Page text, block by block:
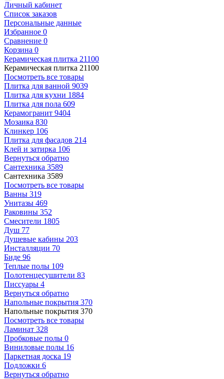
Личный кабинет
Список заказов
Персональные данные
Избранное 0
Сравнение 0
Корзина 0
Керамическая плитка 21100
Керамическая плитка 21100
Посмотреть все товары
Плитка для ванной 9039
Плитка для кухни 1884
Плитка для пола 609
Керамогранит 9404
Мозаика 830
Клинкер 106
Плитка для фасадов 214
Клей и затирка 106
Вернуться обратно
Сантехника 3589
Сантехника 3589
Посмотреть все товары
Ванны 319
Унитазы 469
Раковины 352
Смесители 1805
Душ 77
Душевые кабины 203
Инсталляции 70
Биде 96
Теплые полы 109
Полотенцесушители 83
Писсуары 4
Вернуться обратно
Напольные покрытия 370
Напольные покрытия 370
Посмотреть все товары
Ламинат 328
Пробковые полы 0
Виниловые полы 16
Паркетная доска 19
Подложки 6
Вернуться обратно